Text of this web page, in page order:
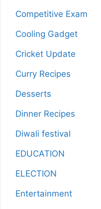
Competitive Exam
Cooling Gadget
Cricket Update
Curry Recipes
Desserts
Dinner Recipes
Diwali festival
EDUCATION
ELECTION
Entertainment